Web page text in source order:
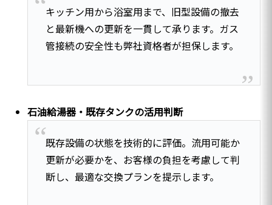
キッチン用から浴室用まで、旧型設備の撤去
と最新機への更新を一貫して承ります。ガス
管接続の安全性も弊社資格者が担保します。
石油給湯器・既存タンクの活用判断
既存設備の状態を技術的に評価。流用可能か
更新が必要かを、お客様の負担を考慮して判
断し、最適な交換プランを提示します。